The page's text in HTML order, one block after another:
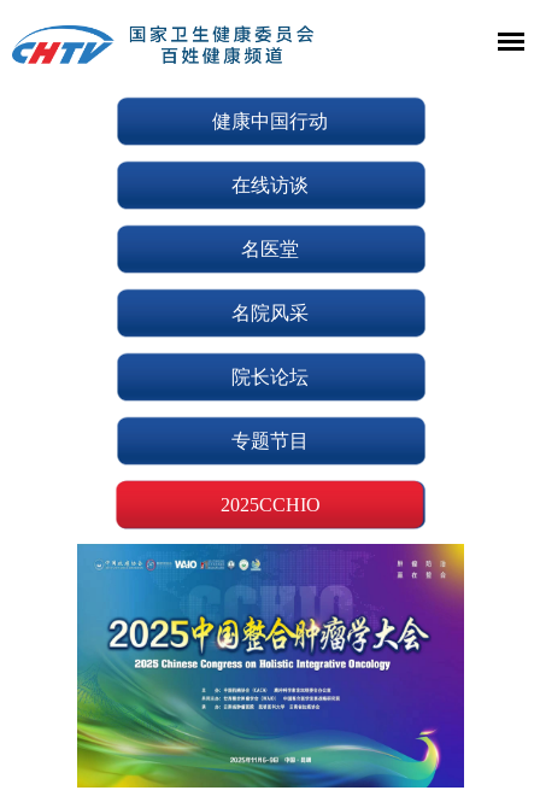
健康中国行动
在线访谈
名医堂
名院风采
院长论坛
专题节目
2025CCHIO